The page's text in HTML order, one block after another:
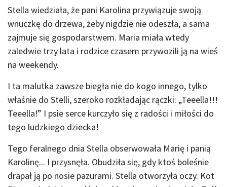
Stella wiedziała, że pani Karolina przywiązuje swoją
wnuczkę do drzewa, żeby nigdzie nie odeszła, a sama
zajmuje się gospodarstwem. Maria miała wtedy
zaledwie trzy lata i rodzice czasem przywozili ją na wieś
na weekendy.
I ta malutka zawsze biegła nie do kogo innego, tylko
właśnie do Stelli, szeroko rozkładając rączki: „Teeella!!!
Teeella!” I psie serce kurczyło się z radości i miłości do
tego ludzkiego dziecka!
Tego feralnego dnia Stella obserwowała Marię i panią
Karolinę... I przysnęła. Obudziła się, gdy ktoś boleśnie
drapał ją po nosie pazurami. Stella otworzyła oczy. Kot